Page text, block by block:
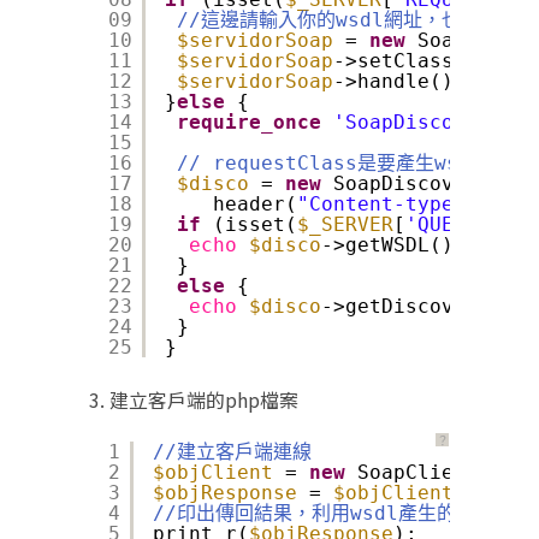
09
10
11
12
13
14
15
16
17
18
19
20
21
22
23
24
25
//這邊請輸入你的wsdl網址，也就是本
$servidorSoap = new
$servidorSoap->setClass(
$servidorSoap->handle();
}else
{
require_once
// requestClass是要產生wsdl文件的
$disco = new SoapDiscovery(
header( "Content-type: text/
if
(isset( $_SERVER[
echo
$disco->getWSDL();
}
else
{
echo
$disco->getDiscovery();
}
}
3. 建立客戶端的php檔案
？
1
2
3
4
5
//建立客戶端連線
$objClient
= new SoapClient(
$objResponse = $objClient
//印出傳回結果，利用wsdl產生的結果是一
print_r( $objResponse );